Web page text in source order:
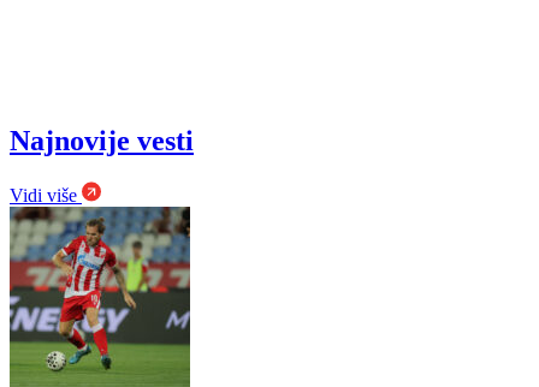
Najnovije vesti
Vidi više